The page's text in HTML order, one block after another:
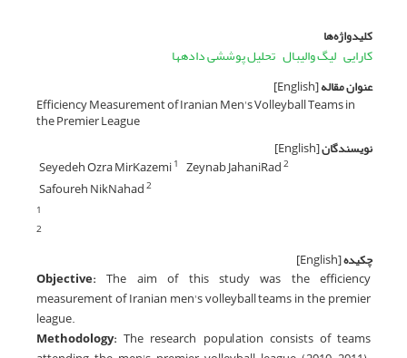
کلیدواژه‌ها
کارایی لیگ والیبال تحلیل پوششی داده­ها
عنوان مقاله[English]
Efficiency Measurement of Iranian Men's Volleyball Teams in
the Premier League
نویسندگان[English]
Seyedeh Ozra MirKazemi1 Zeynab JahaniRad2
Safoureh NikNahad2
1
2
چکیده[English]
Objective: The aim of this study was the efficiency
measurement of Iranian men's volleyball teams in the premier
league.
Methodology: The research population consists of teams